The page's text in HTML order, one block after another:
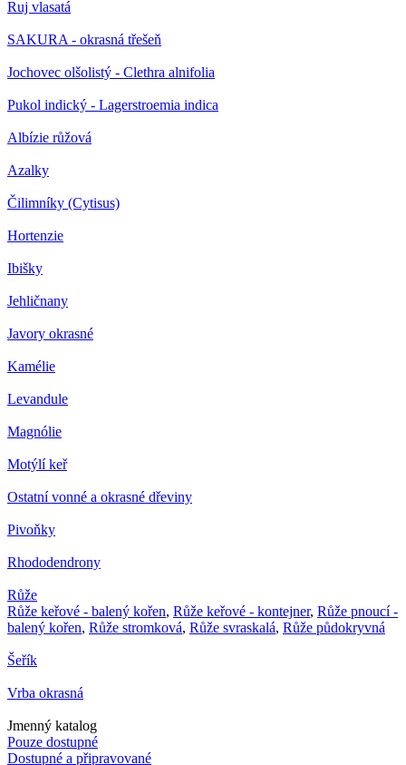
Ruj vlasatá
SAKURA - okrasná třešeň
Jochovec olšolistý - Clethra alnifolia
Pukol indický - Lagerstroemia indica
Albízie růžová
Azalky
Čilimníky (Cytisus)
Hortenzie
Ibišky
Jehličnany
Javory okrasné
Kamélie
Levandule
Magnólie
Motýlí keř
Ostatní vonné a okrasné dřeviny
Pivoňky
Rhododendrony
Růže
Růže keřové - balený kořen, Růže keřové - kontejner, Růže pnoucí -
balený kořen, Růže stromková, Růže svraskalá, Růže půdokryvná
Šeřík
Vrba okrasná
Jmenný katalog
Pouze dostupné
Dostupné a připravované